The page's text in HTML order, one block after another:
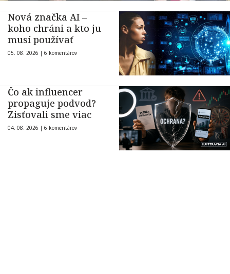
Nová značka AI –
koho chráni a kto ju
musí používať
05. 08. 2026 | 6 komentárov
Čo ak influencer
propaguje podvod?
Zisťovali sme viac
04. 08. 2026 | 6 komentárov